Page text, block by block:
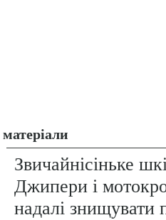
матеріали
Звичайнісіньке
Джипери і
надалі знищувати